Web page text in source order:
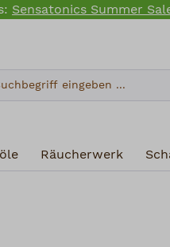
Sensatonics Summer
Räucherwerk